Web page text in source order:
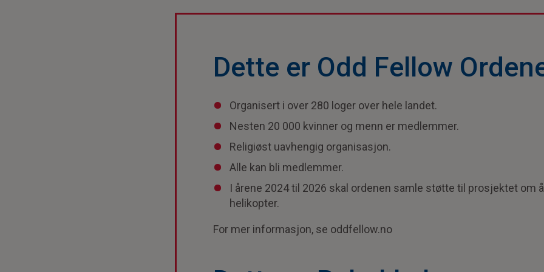
Dette er Odd Fellow
Organisert i over 280 loger over hele landet.
Nesten 20 000 kvinner og menn er medlemmer.
Religiøst uavhengig organisasjon.
Alle kan bli medlemmer.
I årene 2024 til 2026 skal ordenen samle støtte til prosjektet om
helikopter.
For mer informasjon, se oddfellow.no